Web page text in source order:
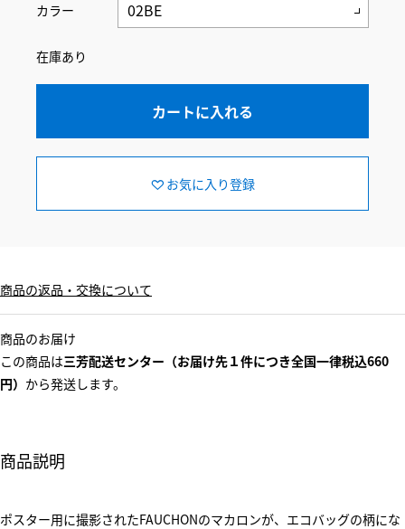
カラー
在庫あり
カートに入れる
お気に入り登録
商品の返品・交換について
商品のお届け
この商品は三芳配送センター（お届け先１件につき全国一律税込660
円） から発送します。
商品説明
ポスター用に撮影されたFAUCHONのマカロンが、エコバッグの柄にな